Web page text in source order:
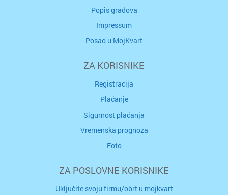
Popis gradova
Impressum
Posao u MojKvart
ZA KORISNIKE
Registracija
Plaćanje
Sigurnost plaćanja
Vremenska prognoza
Foto
ZA POSLOVNE KORISNIKE
Uključite svoju firmu/obrt u mojkvart